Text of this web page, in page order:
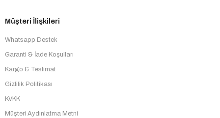
Müşteri İlişkileri
Whatsapp Destek
Garanti & İade Koşulları
Kargo & Teslimat
Gizlilik Politikası
KVKK
Müşteri Aydınlatma Metni